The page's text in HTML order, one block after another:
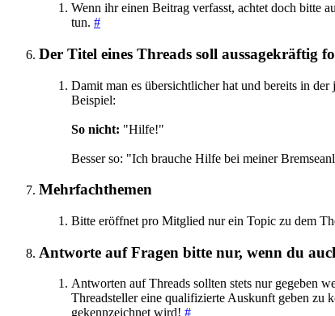
Wenn ihr einen Beitrag verfasst, achtet doch bitte
tun. #
Der Titel eines Threads soll aussagekräftig
Damit man es übersichtlicher hat und bereits in
Beispiel:
So nicht: "Hilfe!"
Besser so: "Ich brauche Hilfe bei meiner
Mehrfachthemen
Bitte eröffnet pro Mitglied nur ein Topic zu dem
Antworte auf Fragen bitte nur, wenn du
Antworten auf Threads sollten stets nur gegeben
Threadsteller eine qualifizierte Auskunft geben zu
gekennzeichnet wird! #